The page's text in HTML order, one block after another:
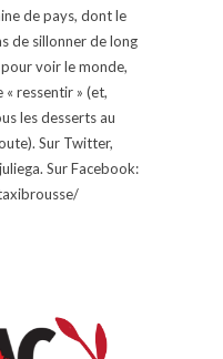
de pays, dont le
de sillonner de long
voir le monde,
« ressentir » (et,
les desserts au
Sur Twitter,
Sur Facebook: